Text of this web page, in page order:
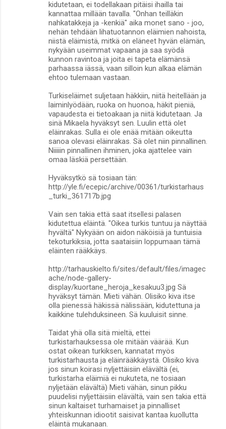
kidutetaan, ei todellakaan pitäisi ihailla tai
kannattaa millään tavalla. "Onhan teilläkin
nahkatakkeja ja -kenkiä" aika monet sano - joo,
nehän tehdään lihatuotannon eläimien nahoista,
niistä eläimistä, mitkä on eläneet hyvän elämän,
nykyään useimmat vapaana ja saa syödä
kunnon ravintoa ja joita ei tapeta elämänsä
parhaassa iässä, vaan silloin kun alkaa elämän
ehtoo tulemaan vastaan.
Turkiseläimet suljetaan häkkiin, niitä heitellään ja
laiminlyödään, ruoka on huonoa, häkit pieniä,
vapaudesta ei tietoakaan ja niitä kidutetaan. Ja
sinä Mikaela hyväksyt sen. Luulin että olet
eläinrakas. Sulla ei ole enää mitään oikeutta
sanoa olevasi eläinrakas. Sä olet niin pinnallinen.
Niiiiin pinnallinen ihminen, joka ajattelee vain
omaa läskiä persettään.
Hyväksytkö sä tosiaan tän:
http://yle.fi/ecepic/archive/00361/turkistarhaus
_turki_361717b.jpg
Vain sen takia että saat itsellesi palasen
kidutettua eläintä. "Oikea turkis tuntuu ja näyttää
hyvältä" Nykyään on aidon näköisiä ja tuntuisia
tekoturkiksia, jotta saataisiin loppumaan tämä
eläinten rääkkäys.
http://tarhauskielto.fi/sites/default/files/imagec
ache/node-gallery-
display/kuortane_heroja_kesakuu3.jpg Sä
hyväksyt tämän. Mieti vähän. Olisiko kiva itse
olla pienessä häkissä nälissään, kidutettuna ja
kaikkine tulehduksineen. Sä kuuluisit sinne.
Taidat yhä olla sitä mieltä, ettei
turkistarhauksessa ole mitään väärää. Kun
ostat oikean turkiksen, kannatat myös
turkistarhausta ja eläinrääkkäystä. Olisiko kiva
jos sinun koirasi nyljettäisiin elävältä (ei,
turkistarha eläimiä ei nukuteta, ne tosiaan
nyljetään elävältä) Mieti vähän, sinun pikku
puudelisi nyljettäisiin elävältä, vain sen takia että
sinun kaltaiset turhamaiset ja pinnalliset
yhteiskunnan idiootit saisivat kantaa kuollutta
eläintä mukanaan.